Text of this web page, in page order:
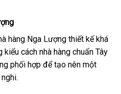
hàng Nga Lượng thiết kế khá
cách nhà hàng chuẩn Tây
phối hợp để tạo nên một